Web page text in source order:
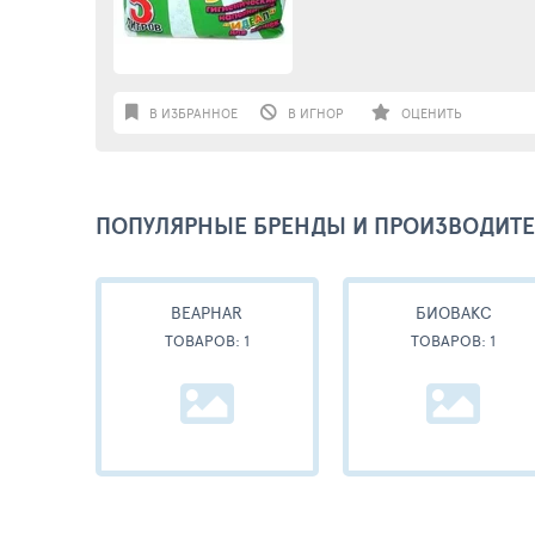
В ИЗБРАННОЕ В ИГНОР ОЦЕНИТЬ
ПОПУЛЯРНЫЕ БРЕНДЫ И
BEAPHAR
ТОВАРОВ: 1
БИОВАКС
ТОВАРОВ: 1